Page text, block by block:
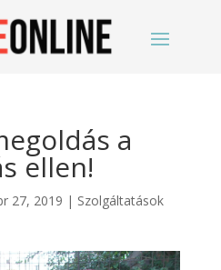
a
ellen!
27, 2019 | Szolgáltatások